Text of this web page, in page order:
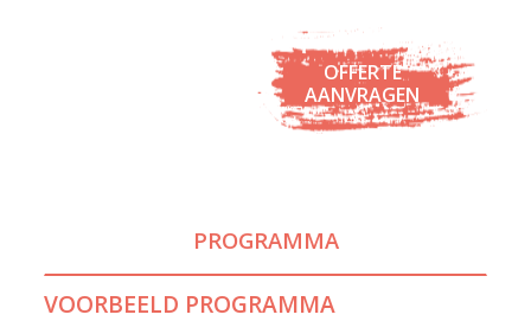
OFFERTE
AANVRAGEN
PROGRAMMA
VOORBEELD PROGRAMMA